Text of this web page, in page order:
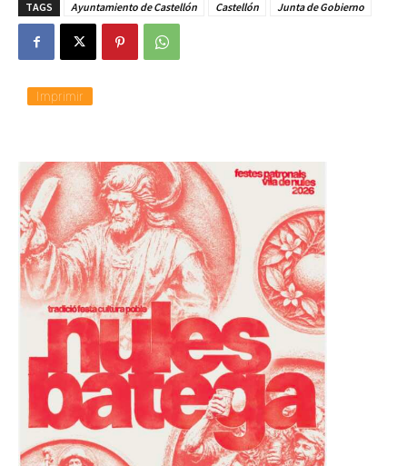
a
n
d
o
TAGS Ayuntamiento de Castellón Castellón Junta de Gobierno
Imprimir